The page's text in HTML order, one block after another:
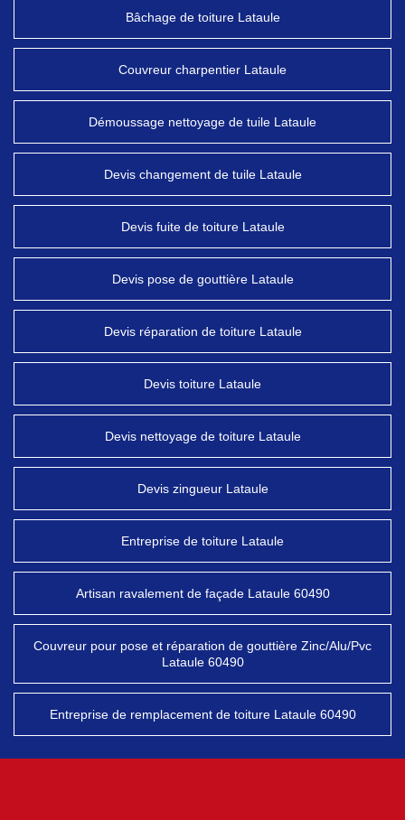
Bâchage de toiture Lataule
Couvreur charpentier Lataule
Démoussage nettoyage de tuile Lataule
Devis changement de tuile Lataule
Devis fuite de toiture Lataule
Devis pose de gouttière Lataule
Devis réparation de toiture Lataule
Devis toiture Lataule
Devis nettoyage de toiture Lataule
Devis zingueur Lataule
Entreprise de toiture Lataule
Artisan ravalement de façade Lataule 60490
Couvreur pour pose et réparation de gouttière Zinc/Alu/Pvc
Lataule 60490
Entreprise de remplacement de toiture Lataule 60490